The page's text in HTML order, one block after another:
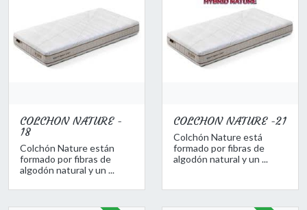
COLCHON NATURE -
18
Colchón Nature están
formado por fibras de
algodón natural y un ...
COLCHON NATURE -21
Colchón Nature está
formado por fibras de
algodón natural y un ...